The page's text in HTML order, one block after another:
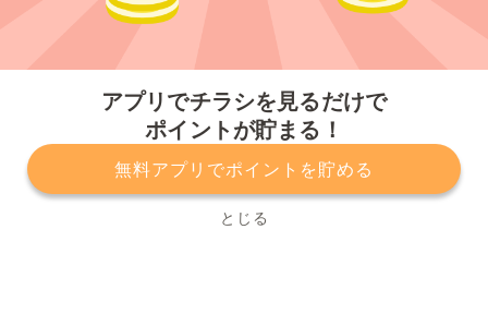
アプリでチラシを見るだけで
ポイントが貯まる！
無料アプリでポイントを貯める
とじる
プライバシーポリシー 利用規約
運営会社
サービスに関してのお問い合わせ